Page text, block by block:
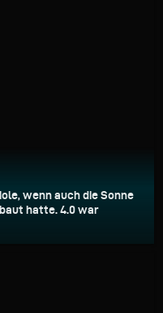
wenn auch die Sonne
hatte. 4.0 war